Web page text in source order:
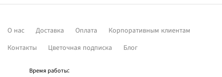
О нас Доставка Оплата
Корпоративным клиентам
Контакты
Цветочная подписка Блог
Время работы: